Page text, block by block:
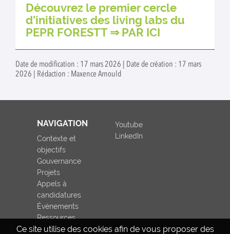
Découvrez le premier cercle
d'initiatives des living labs du
PEPR FORESTT ⇒PAR ICI
Date de modification : 17 mars 2026 | Date de création : 17 mars
2026 | Rédaction : Maxence Arnould
Ce site utilise des cookies afin de vous proposer des
NAVIGATION
Contexte et
objectifs
Gouvernance
Projets
Appels à
candidatures
Évènements
Ressources
Youtube
LinkedIn